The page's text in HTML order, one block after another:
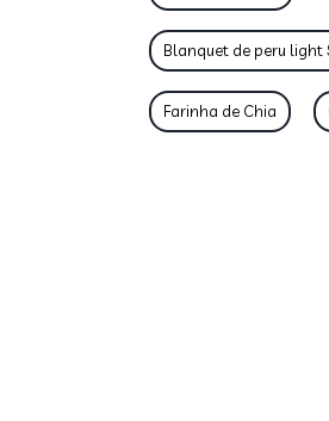
Blanquet de peru light
Farinha de Chia